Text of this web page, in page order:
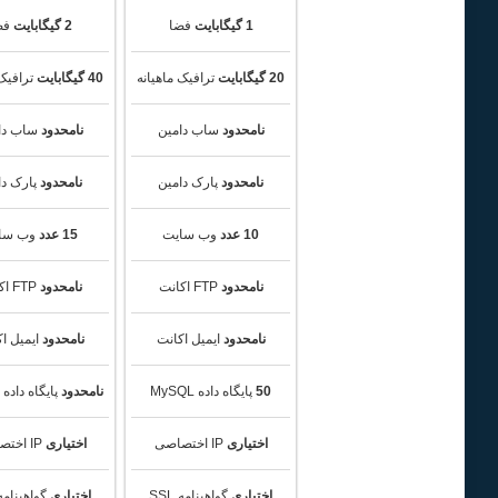
1 گیگابایت فضا
20 گیگابایت ترافیک ماهیانه
نامحدود ساب دامین
نامحدود پارک دامین
10 عدد وب سایت
نامحدود FTP اکانت
نامحدود ایمیل اکانت
50 پایگاه داده MySQL
اختیاری IP اختصاصی
2 گیگابایت
40 گیگابایت
نامحدود ساب
نامحدود پارک
15 عدد وب
نامحدود FTP اکانت
نامحدود ایمیل
نامحدود پایگاه داده MySQL
اختیاری IP اختصاصی